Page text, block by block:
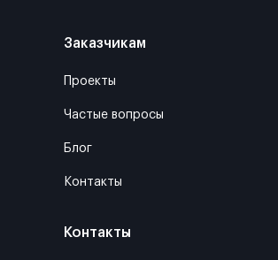
Заказчикам
Проекты
Частые вопросы
Блог
Контакты
Контакты